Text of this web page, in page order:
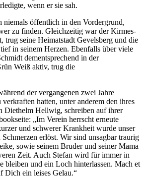
wenn er sie sah.
niemals öffentlich in den Vordergrund,
zu finden. Gleichzeitig war der Kirmes-
trug seine Heimatstadt Gevelsberg und die
in seinem Herzen. Ebenfalls über viele
dementsprechend in der
Weiß aktiv, trug die
der vergangenen zwei Jahre
hatten, unter anderem den ihres
Diethelm Hellwig, schreiben auf ihrer
„Im Verein herrscht erneute
und schwerer Krankheit wurde unser
erlöst. Wir sind unsagbar traurig
sowie seinem Bruder und seiner Mama
Zeit. Auch Stefan wird für immer in
bleiben und ein Loch hinterlassen. Mach et
Dich ein leises Gelau.“